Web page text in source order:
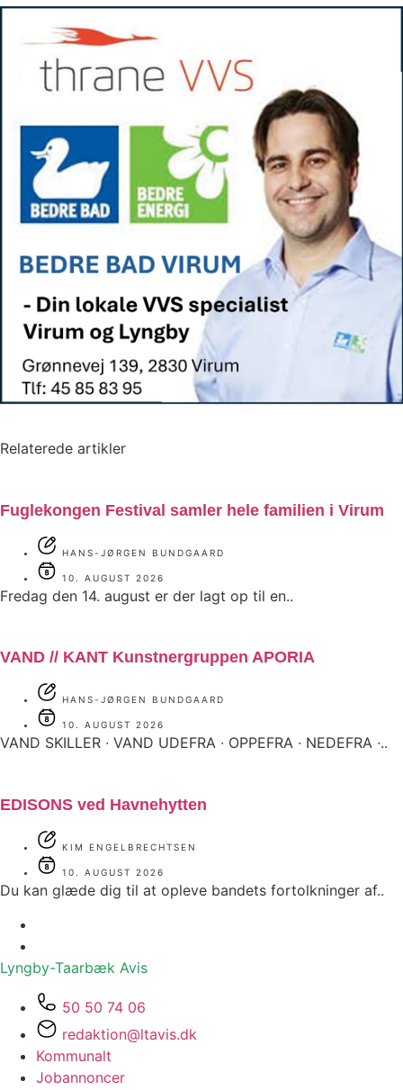
Relaterede artikler
Fuglekongen Festival samler hele familien i Virum
HANS-JØRGEN BUNDGAARD
10. AUGUST 2026
Fredag den 14. august er der lagt op til en..
VAND // KANT Kunstnergruppen APORIA
HANS-JØRGEN BUNDGAARD
10. AUGUST 2026
VAND SKILLER ∙ VAND UDEFRA ∙ OPPEFRA ∙ NEDEFRA ∙..
EDISONS ved Havnehytten
KIM ENGELBRECHTSEN
10. AUGUST 2026
Du kan glæde dig til at opleve bandets fortolkninger af..
Lyngby-Taarbæk Avis
50 50 74 06
redaktion@ltavis.dk
Kommunalt
Jobannoncer